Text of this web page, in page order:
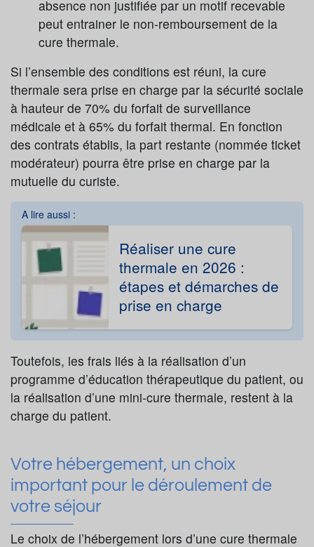
absence non justifiée par un motif recevable
peut entrainer le non-remboursement de la
cure thermale.
Si l’ensemble des conditions est réuni, la cure
thermale sera prise en charge par la sécurité sociale
à hauteur de 70% du forfait de surveillance
médicale et à 65% du forfait thermal. En fonction
des contrats établis, la part restante (nommée ticket
modérateur) pourra être prise en charge par la
mutuelle du curiste.
A lire aussi :
Réaliser une cure
thermale en 2026 :
étapes et démarches de
prise en charge
Toutefois, les frais liés à la réalisation d’un
programme d’éducation thérapeutique du patient, ou
la réalisation d’une mini-cure thermale, restent à la
charge du patient.
Votre hébergement, un choix
important pour le déroulement de
votre séjour
Le choix de l’hébergement lors d’une cure thermale